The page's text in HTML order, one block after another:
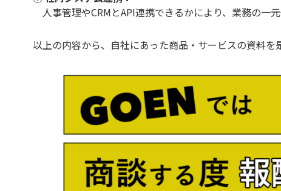
人事管理やCRMとAPI連携できるかにより、業務の一元
以上の内容から、自社にあった商品・サービスの資料を